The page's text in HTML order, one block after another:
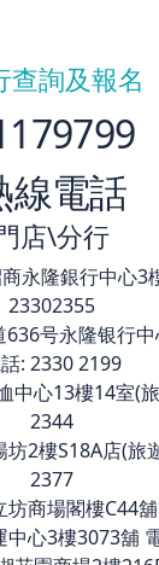
查詢及報名
線電話
店\分行
商永隆銀行中心3
23302355
636号永隆银行
: 2330 2199
中心13樓14室(
2344
坊2樓S18A店(旅
2377
坊商場閣樓C44
中心3樓3073舖